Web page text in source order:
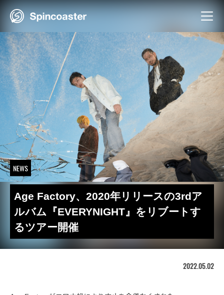
Skip
NEWS
Age Factory、2020年リリースの3rdア
ルバム『EVERYNIGHT』をリブートす
るツアー開催
2022.05.02